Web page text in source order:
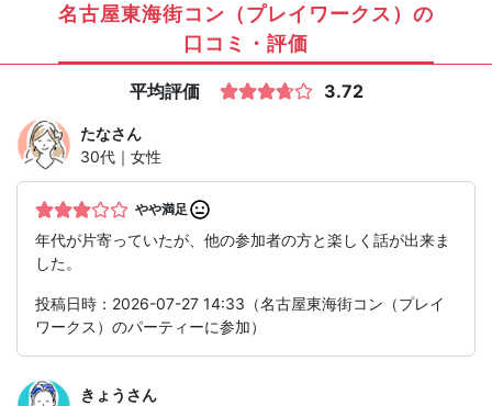
名古屋東海街コン（プレイワークス）の
口コミ・評価
平均評価 3.72
たなさん
30代｜女性
やや満足
年代が片寄っていたが、他の参加者の方と楽しく話が出来ま
した。
投稿日時：2026-07-27 14:33（名古屋東海街コン（プレイ
ワークス）のパーティーに参加）
きょう さん